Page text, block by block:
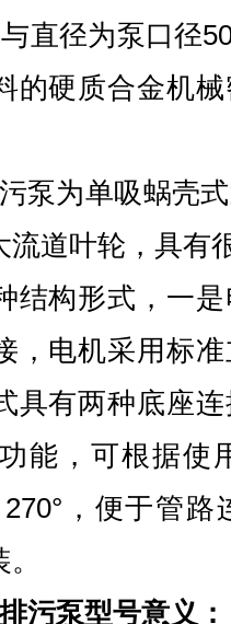
直径为泵口径
的硬质合金机
泵为单吸蜗壳
流道叶轮，具有
结构形式，一
，电机采用标
具有两种底座
能，可根据使
270°，便于管
污泵型号意义：